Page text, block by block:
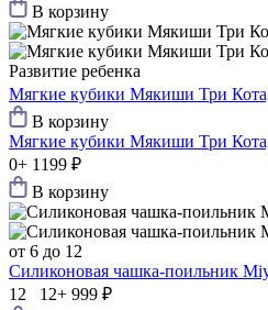
В корзину
Развитие ребенка
Мягкие кубики Мякиши Три
В корзину
Мягкие кубики Мякиши Три
0+ 1199 ₽
В корзину
от 6 до 12
Силиконовая чашка-поильник
12 12+ 999 ₽